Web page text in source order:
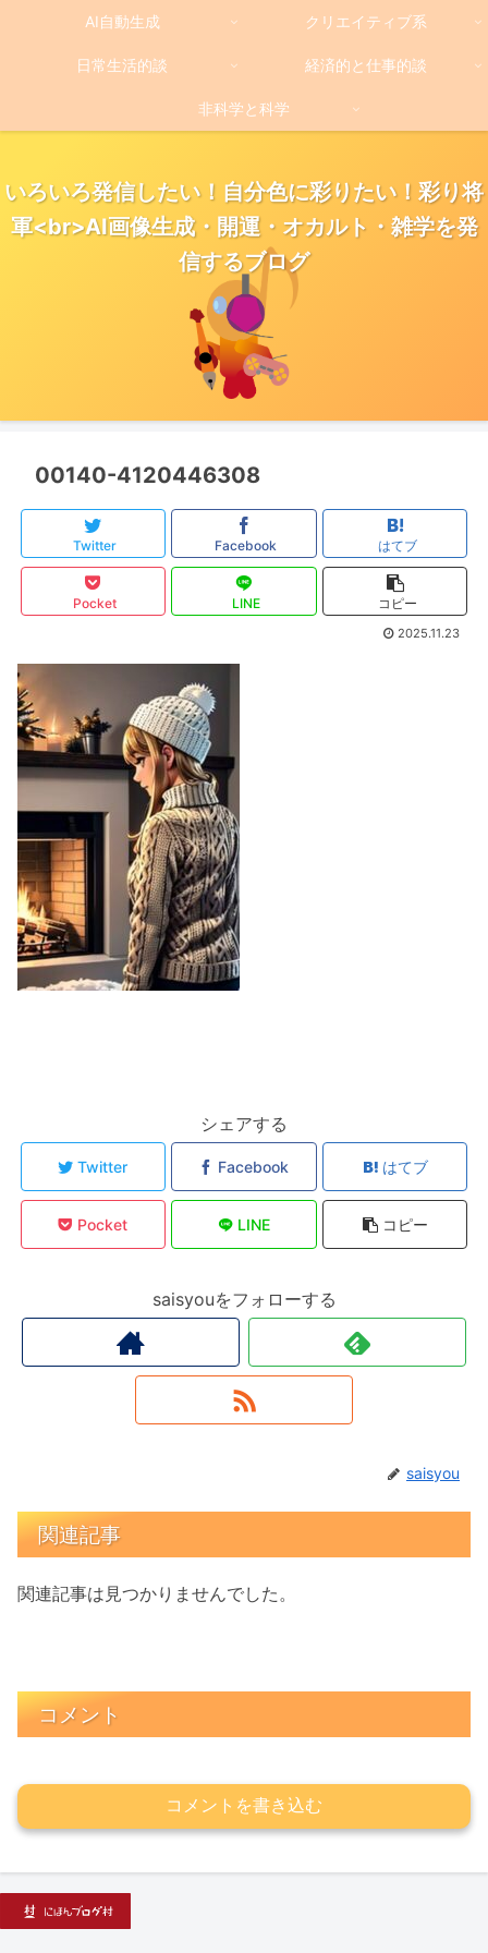
いろいろ発信したい！自分色に彩りたい！彩り将
軍<br>AI画像生成・開運・オカルト・雑学を発
信するブログ
AI自動生成 クリエイティブ系
日常生活的談 経済的と仕事的談
非科学と科学
00140-4120446308
Twitter Facebook はてブ
Pocket LINE コピー
2025.11.23
シェアする
Twitter Facebook はてブ
Pocket LINE コピー
saisyouをフォローする
saisyou
関連記事
関連記事は見つかりませんでした。
コメント
コメントを書き込む